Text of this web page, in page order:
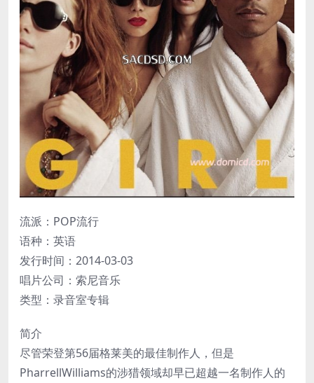
流派：POP流行
语种：英语
发行时间：2014-03-03
唱片公司：索尼音乐
类型：录音室专辑
简介
尽管荣登第56届格莱美的最佳制作人，但是
PharrellWilliams的涉猎领域却早已超越一名制作人的